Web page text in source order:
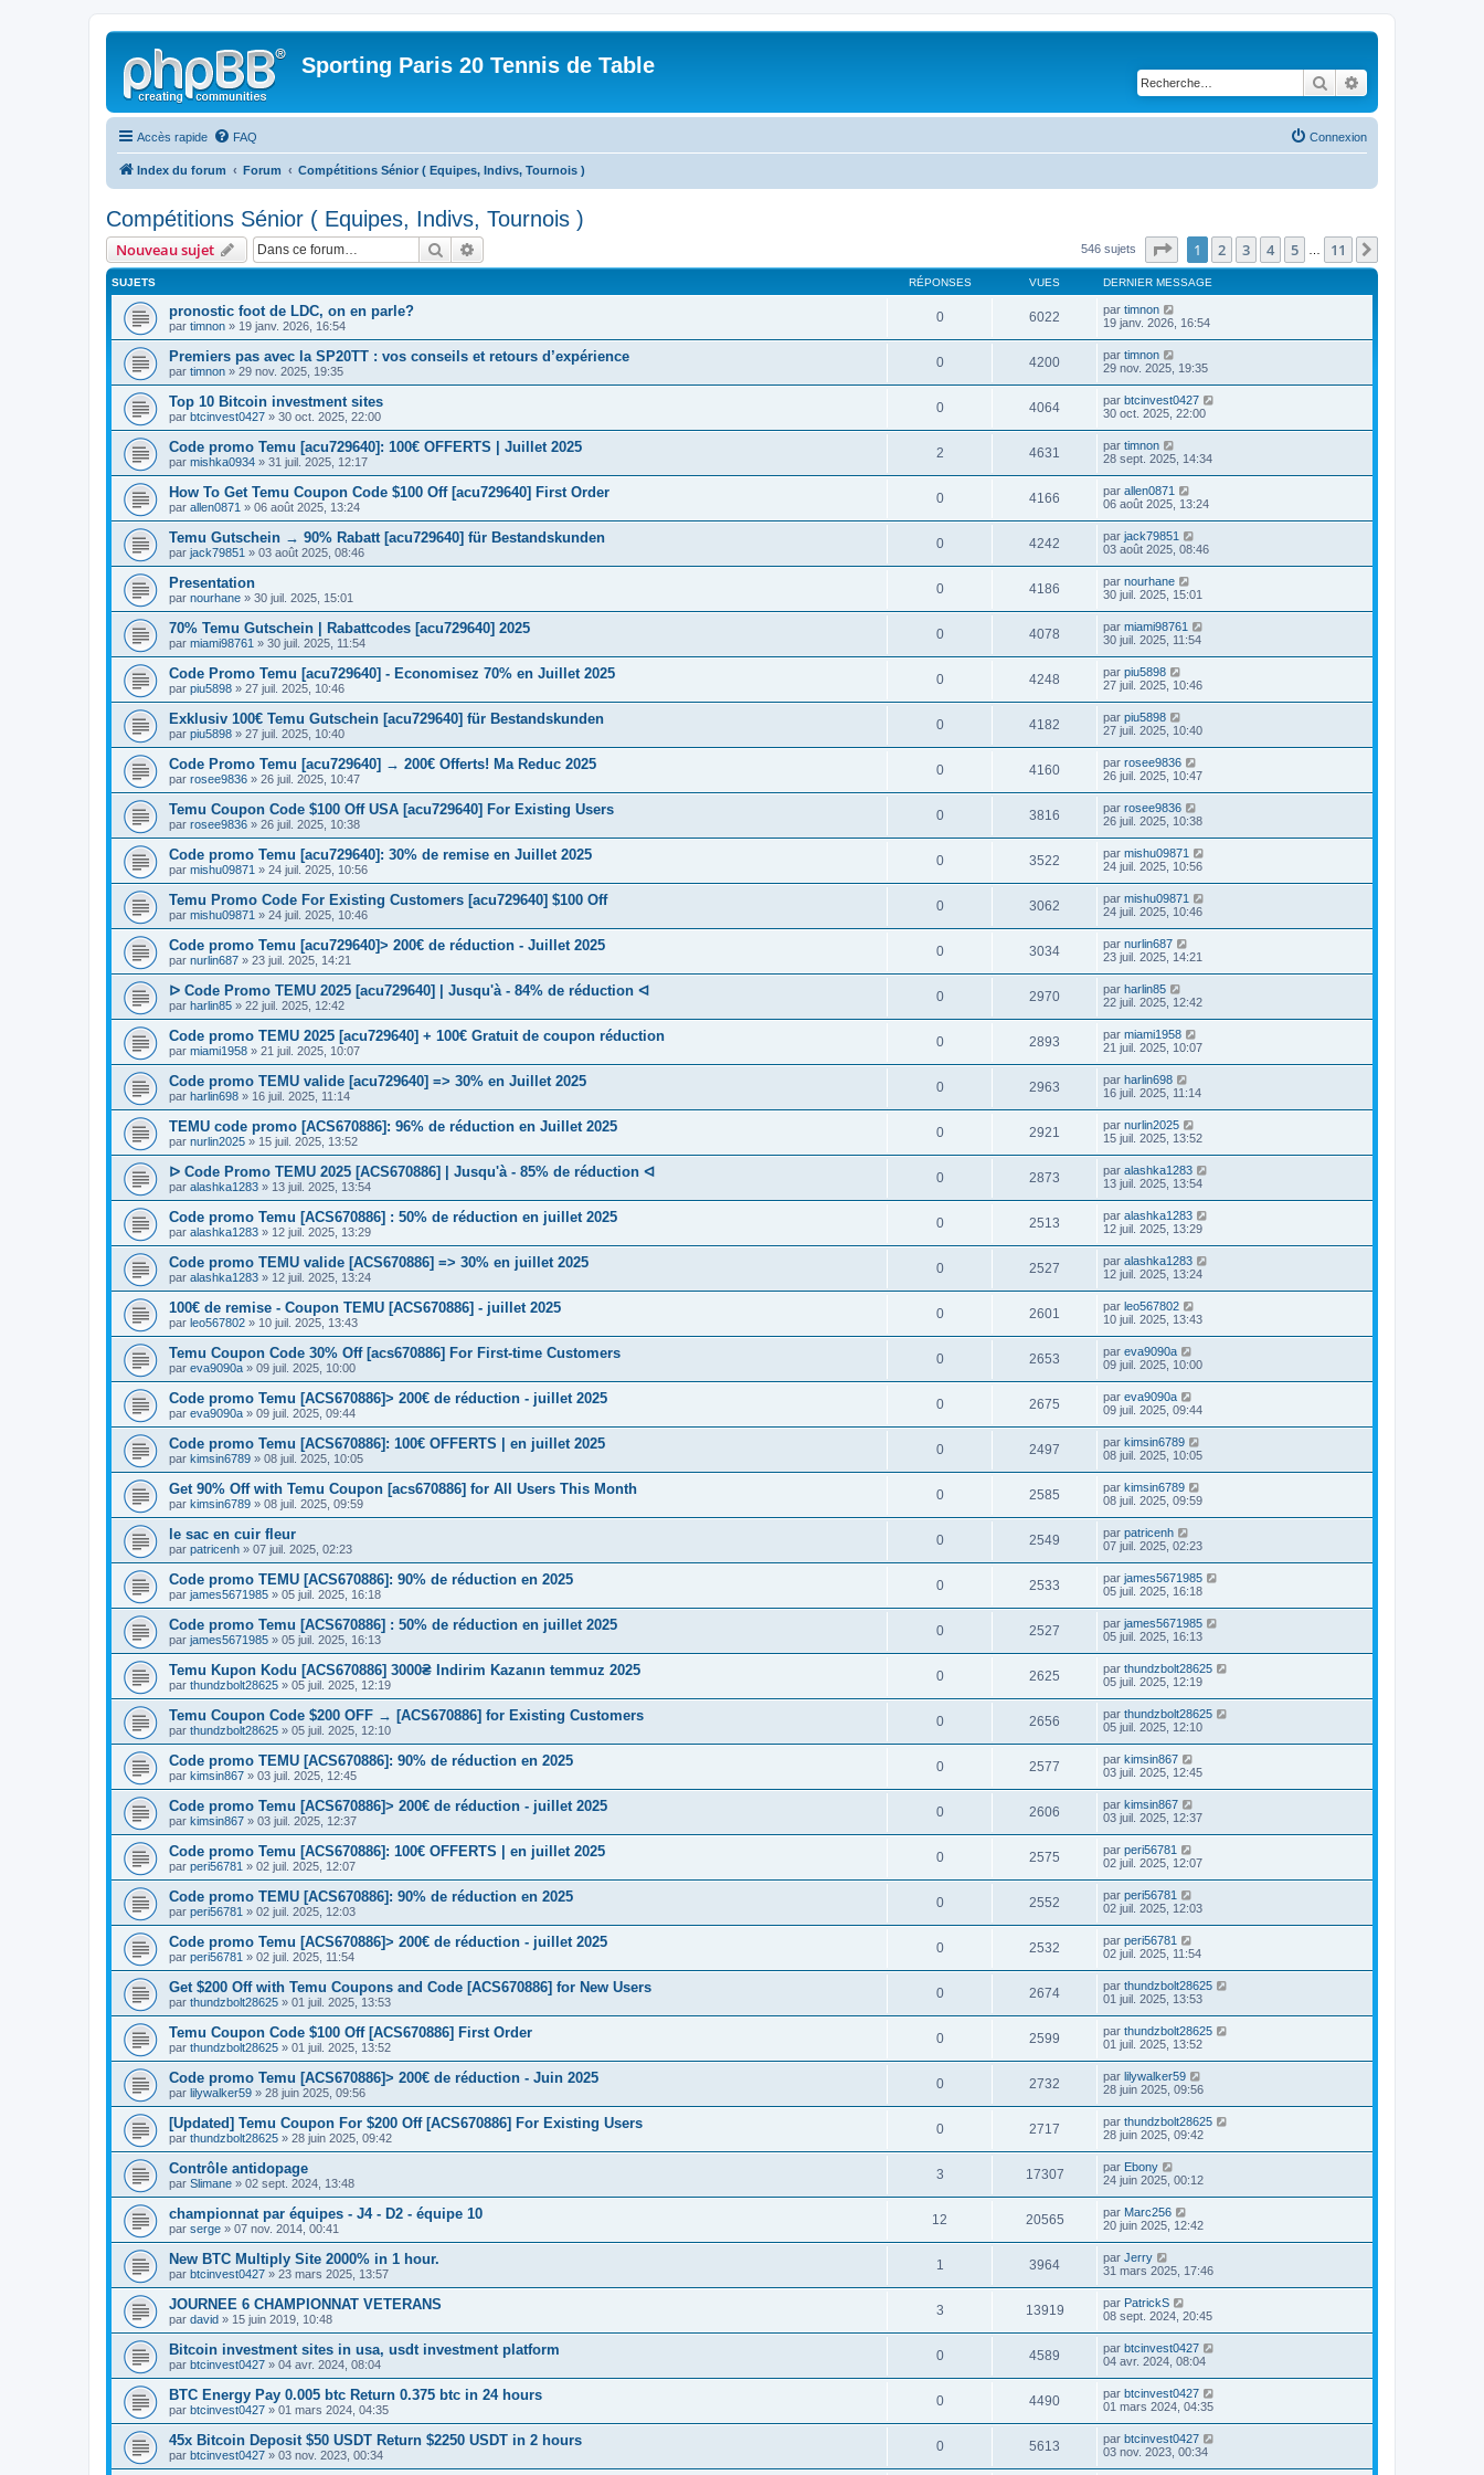
Sporting Paris 20 Tennis de Table
Rechercher
Accès rapide FAQ Connexion
Index du forum Forum Compétitions Sénior ( Equipes, Indivs, Tournois )
Compétitions Sénior ( Equipes, Indivs, Tournois )
Nouveau sujet Rechercher 546 sujets Page sur11
1 2 3 4 5 11
SUJETS RÉPONSES VUES DERNIER MESSAGE
pronostic foot de LDC, on en parle?
par timnon » 19 janv. 2026, 16:54
0 6022 par timnon
19 janv. 2026, 16:54
Premiers pas avec la SP20TT : vos conseils et retours d’expérience
par timnon » 29 nov. 2025, 19:35
0 4200 par timnon
29 nov. 2025, 19:35
Top 10 Bitcoin investment sites
par btcinvest0427 » 30 oct. 2025, 22:00
0 4064 par btcinvest0427
30 oct. 2025, 22:00
Code promo Temu [acu729640]: 100€ OFFERTS | Juillet 2025
par mishka0934 » 31 juil. 2025, 12:17
2 4631 par timnon
28 sept. 2025, 14:34
How To Get Temu Coupon Code $100 Off [acu729640] First Order
par allen0871 » 06 août 2025, 13:24
0 4166 par allen0871
06 août 2025, 13:24
Temu Gutschein → 90% Rabatt [acu729640] für Bestandskunden
par jack79851 » 03 août 2025, 08:46
0 4242 par jack79851
03 août 2025, 08:46
Presentation
par nourhane » 30 juil. 2025, 15:01
0 4186 par nourhane
30 juil. 2025, 15:01
70% Temu Gutschein | Rabattcodes [acu729640] 2025
par miami98761 » 30 juil. 2025, 11:54
0 4078 par miami98761
30 juil. 2025, 11:54
Code Promo Temu [acu729640] - Economisez 70% en Juillet 2025
par piu5898 » 27 juil. 2025, 10:46
0 4248 par piu5898
27 juil. 2025, 10:46
Exklusiv 100€ Temu Gutschein [acu729640] für Bestandskunden
par piu5898 » 27 juil. 2025, 10:40
0 4182 par piu5898
27 juil. 2025, 10:40
Code Promo Temu [acu729640] → 200€ Offerts! Ma Reduc 2025
par rosee9836 » 26 juil. 2025, 10:47
0 4160 par rosee9836
26 juil. 2025, 10:47
Temu Coupon Code $100 Off USA [acu729640] For Existing Users
par rosee9836 » 26 juil. 2025, 10:38
0 3816 par rosee9836
26 juil. 2025, 10:38
Code promo Temu [acu729640]: 30% de remise en Juillet 2025
par mishu09871 » 24 juil. 2025, 10:56
0 3522 par mishu09871
24 juil. 2025, 10:56
Temu Promo Code For Existing Customers [acu729640] $100 Off
par mishu09871 » 24 juil. 2025, 10:46
0 3062 par mishu09871
24 juil. 2025, 10:46
Code promo Temu [acu729640]> 200€ de réduction - Juillet 2025
par nurlin687 » 23 juil. 2025, 14:21
0 3034 par nurlin687
23 juil. 2025, 14:21
ᐅ Code Promo TEMU 2025 [acu729640] | Jusqu'à - 84% de réduction ᐊ
par harlin85 » 22 juil. 2025, 12:42
0 2970 par harlin85
22 juil. 2025, 12:42
Code promo TEMU 2025 [acu729640] + 100€ Gratuit de coupon réduction
par miami1958 » 21 juil. 2025, 10:07
0 2893 par miami1958
21 juil. 2025, 10:07
Code promo TEMU valide [acu729640] => 30% en Juillet 2025
par harlin698 » 16 juil. 2025, 11:14
0 2963 par harlin698
16 juil. 2025, 11:14
TEMU code promo [ACS670886]: 96% de réduction en Juillet 2025
par nurlin2025 » 15 juil. 2025, 13:52
0 2921 par nurlin2025
15 juil. 2025, 13:52
ᐅ Code Promo TEMU 2025 [ACS670886] | Jusqu'à - 85% de réduction ᐊ
par alashka1283 » 13 juil. 2025, 13:54
0 2873 par alashka1283
13 juil. 2025, 13:54
Code promo Temu [ACS670886] : 50% de réduction en juillet 2025
par alashka1283 » 12 juil. 2025, 13:29
0 2513 par alashka1283
12 juil. 2025, 13:29
Code promo TEMU valide [ACS670886] => 30% en juillet 2025
par alashka1283 » 12 juil. 2025, 13:24
0 2527 par alashka1283
12 juil. 2025, 13:24
100€ de remise - Coupon TEMU [ACS670886] - juillet 2025
par leo567802 » 10 juil. 2025, 13:43
0 2601 par leo567802
10 juil. 2025, 13:43
Temu Coupon Code 30% Off [acs670886] For First-time Customers
par eva9090a » 09 juil. 2025, 10:00
0 2653 par eva9090a
09 juil. 2025, 10:00
Code promo Temu [ACS670886]> 200€ de réduction - juillet 2025
par eva9090a » 09 juil. 2025, 09:44
0 2675 par eva9090a
09 juil. 2025, 09:44
Code promo Temu [ACS670886]: 100€ OFFERTS | en juillet 2025
par kimsin6789 » 08 juil. 2025, 10:05
0 2497 par kimsin6789
08 juil. 2025, 10:05
Get 90% Off with Temu Coupon [acs670886] for All Users This Month
par kimsin6789 » 08 juil. 2025, 09:59
0 2585 par kimsin6789
08 juil. 2025, 09:59
le sac en cuir fleur
par patricenh » 07 juil. 2025, 02:23
0 2549 par patricenh
07 juil. 2025, 02:23
Code promo TEMU [ACS670886]: 90% de réduction en 2025
par james5671985 » 05 juil. 2025, 16:18
0 2533 par james5671985
05 juil. 2025, 16:18
Code promo Temu [ACS670886] : 50% de réduction en juillet 2025
par james5671985 » 05 juil. 2025, 16:13
0 2527 par james5671985
05 juil. 2025, 16:13
Temu Kupon Kodu [ACS670886] 3000₴ Indirim Kazanın temmuz 2025
par thundzbolt28625 » 05 juil. 2025, 12:19
0 2625 par thundzbolt28625
05 juil. 2025, 12:19
Temu Coupon Code $200 OFF → [ACS670886] for Existing Customers
par thundzbolt28625 » 05 juil. 2025, 12:10
0 2656 par thundzbolt28625
05 juil. 2025, 12:10
Code promo TEMU [ACS670886]: 90% de réduction en 2025
par kimsin867 » 03 juil. 2025, 12:45
0 2577 par kimsin867
03 juil. 2025, 12:45
Code promo Temu [ACS670886]> 200€ de réduction - juillet 2025
par kimsin867 » 03 juil. 2025, 12:37
0 2606 par kimsin867
03 juil. 2025, 12:37
Code promo Temu [ACS670886]: 100€ OFFERTS | en juillet 2025
par peri56781 » 02 juil. 2025, 12:07
0 2575 par peri56781
02 juil. 2025, 12:07
Code promo TEMU [ACS670886]: 90% de réduction en 2025
par peri56781 » 02 juil. 2025, 12:03
0 2552 par peri56781
02 juil. 2025, 12:03
Code promo Temu [ACS670886]> 200€ de réduction - juillet 2025
par peri56781 » 02 juil. 2025, 11:54
0 2532 par peri56781
02 juil. 2025, 11:54
Get $200 Off with Temu Coupons and Code [ACS670886] for New Users
par thundzbolt28625 » 01 juil. 2025, 13:53
0 2674 par thundzbolt28625
01 juil. 2025, 13:53
Temu Coupon Code $100 Off [ACS670886] First Order
par thundzbolt28625 » 01 juil. 2025, 13:52
0 2599 par thundzbolt28625
01 juil. 2025, 13:52
Code promo Temu [ACS670886]> 200€ de réduction - Juin 2025
par lilywalker59 » 28 juin 2025, 09:56
0 2732 par lilywalker59
28 juin 2025, 09:56
[Updated] Temu Coupon For $200 Off [ACS670886] For Existing Users
par thundzbolt28625 » 28 juin 2025, 09:42
0 2717 par thundzbolt28625
28 juin 2025, 09:42
Contrôle antidopage
par Slimane » 02 sept. 2024, 13:48
3 17307 par Ebony
24 juin 2025, 00:12
championnat par équipes - J4 - D2 - équipe 10
par serge » 07 nov. 2014, 00:41
12 20565 par Marc256
20 juin 2025, 12:42
New BTC Multiply Site 2000% in 1 hour.
par btcinvest0427 » 23 mars 2025, 13:57
1 3964 par Jerry
31 mars 2025, 17:46
JOURNEE 6 CHAMPIONNAT VETERANS
par david » 15 juin 2019, 10:48
3 13919 par PatrickS
08 sept. 2024, 20:45
Bitcoin investment sites in usa, usdt investment platform
par btcinvest0427 » 04 avr. 2024, 08:04
0 4589 par btcinvest0427
04 avr. 2024, 08:04
BTC Energy Pay 0.005 btc Return 0.375 btc in 24 hours
par btcinvest0427 » 01 mars 2024, 04:35
0 4490 par btcinvest0427
01 mars 2024, 04:35
45x Bitcoin Deposit $50 USDT Return $2250 USDT in 2 hours
par btcinvest0427 » 03 nov. 2023, 00:34
0 5613 par btcinvest0427
03 nov. 2023, 00:34